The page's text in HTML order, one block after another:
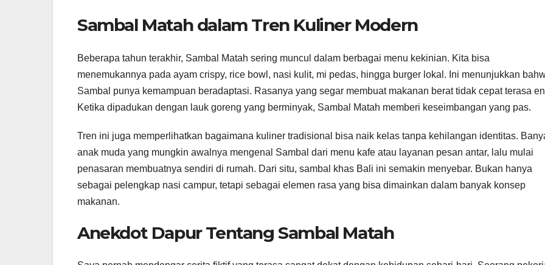
Sambal Matah dalam Tren Kuliner Modern
Beberapa tahun terakhir, Sambal Matah sering muncul dalam berbagai menu kekinian. Kita bisa
menemukannya pada ayam crispy, rice bowl, nasi kulit, mi pedas, hingga burger lokal. Ini menunjukkan
Sambal punya kemampuan beradaptasi. Rasanya yang segar membuat makanan berat tidak cepat terasa
Ketika dipadukan dengan lauk goreng yang berminyak, Sambal Matah memberi keseimbangan yang pas.
Tren ini juga memperlihatkan bagaimana kuliner tradisional bisa naik kelas tanpa kehilangan identitas.
anak muda yang mungkin awalnya mengenal Sambal dari menu kafe atau layanan pesan antar, lalu mulai
penasaran membuatnya sendiri di rumah. Dari situ, sambal khas Bali ini semakin menyebar. Bukan hanya
sebagai pelengkap nasi campur, tetapi sebagai elemen rasa yang bisa dimainkan dalam banyak konsep
makanan.
Anekdot Dapur Tentang Sambal Matah